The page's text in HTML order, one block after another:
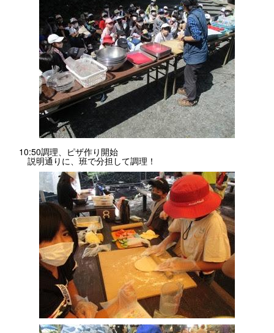
10:50調理、ピザ作り開始
説明通りに、班で分担して調理！